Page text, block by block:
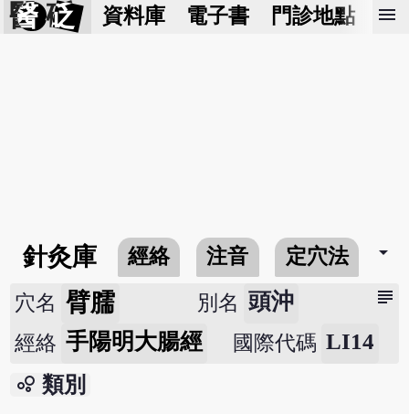
醫 砭 資料庫 電子書 門診地點 預
menu
針灸庫 經絡 注音 定穴法 arrow_drop_down
subject
穴名 臂臑 別名 頭沖
經絡 手陽明大腸經 國際代碼 LI14
bubble_chart 類別